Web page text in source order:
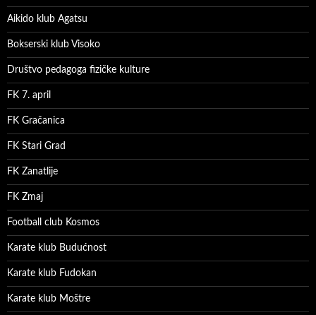
Aikido klub Agatsu
Bokserski klub Visoko
Društvo pedagoga fizičke kulture
FK 7. april
FK Gračanica
FK Stari Grad
FK Zanatlije
FK Zmaj
Football club Kosmos
Karate klub Budućnost
Karate klub Fudokan
Karate klub Moštre